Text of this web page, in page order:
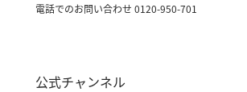
電話でのお問い合わせ 0120-950-701
公式チャンネル